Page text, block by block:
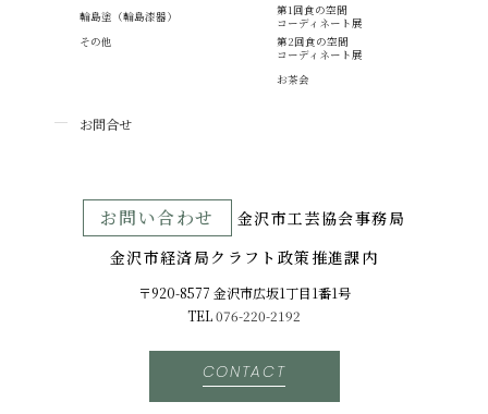
輪島塗（輪島漆器）
その他
第1回食の空間
コーディネート展
第2回食の空間
コーディネート展
お茶会
お問合せ
お問い合わせ
⾦沢市⼯芸協会事務局
金沢市経済局クラフト政策推進課内
〒920-8577 ⾦沢市広坂1丁目1番1号
TEL076-220-2192
CONTACT